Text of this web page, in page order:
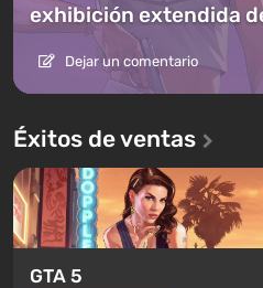
exhibición extendida
Dejar un comentario
Éxitos de ventas
GTA 5